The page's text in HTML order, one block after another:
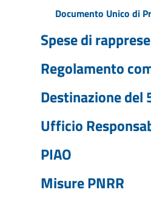
Documento Unico di
Spese di
Regolamento
Destinazione del
Ufficio
PIAO
Misure PNRR